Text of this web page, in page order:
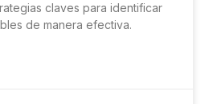
claves para identificar
de manera efectiva.